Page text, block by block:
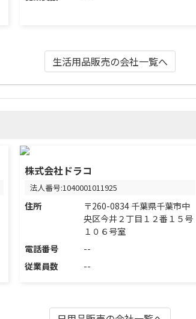
生活用品販売の会社一覧へ
株式会社ドラコ
法人番号:1040001011925
住所
〒260-0834 千葉県千葉市中
央区今井２丁目１２番１５号
１０６号室
電話番号
--
従業員数
--